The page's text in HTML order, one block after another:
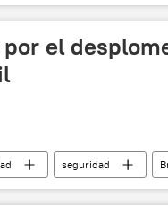
el
seguridad